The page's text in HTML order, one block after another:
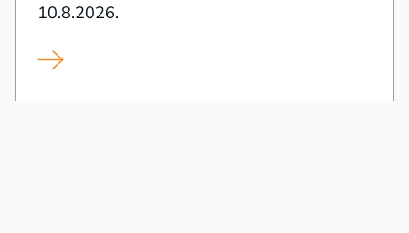
10.8.2026.
Koskenraitin sillan uusiminen alkaa